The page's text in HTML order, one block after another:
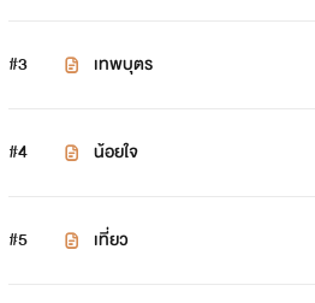
#3 เทพบุตร
#4 น้อยใจ
#5 เที่ยว